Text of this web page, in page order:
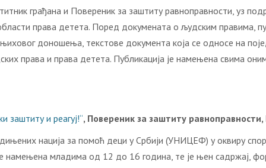
грађана и Повереник за заштиту равноправности, уз
права детета. Поред докумената о људским правима,
доношења, текстове документа која се односе на
права и права детета. Публикација је намењена свима
заштиту и реагуј!“, Повереник за заштиту
нација за помоћ деци у Србији (УНИЦЕФ) у оквиру
намењена младима од 12 до 16 година, те је њен садржај,